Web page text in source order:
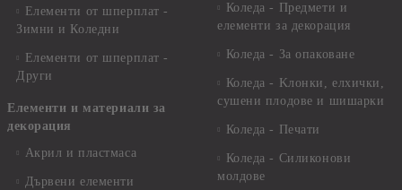
Елементи от шперплат -
Зимни и Коледни
Елементи от шперплат -
Други
Елементи и материали за
декорация
Акрил и пластмаса
Дървени елементи
Коледа - Предмети и
елементи за декорация
Коледа - За опаковане
Коледа - Kлонки, елхички,
сушени плодове и шишарки
Коледа - Печати
Коледа - Силиконови
молдове